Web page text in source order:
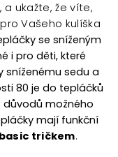
ukažte, že víte,
Vašeho kulíška
se sníženým
i pro děti, které
sníženému sedu a
80 je do tepláčků
důvodů možného
mají funkční
basic tričkem.